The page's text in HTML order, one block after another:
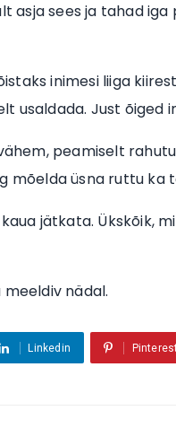
asja sees ja tahad
inimesi liiga
usaldada. Just õiged
peamiselt
mõelda üsna ruttu ka
jätkata. Ükskõik,
nädal.
Linkedin